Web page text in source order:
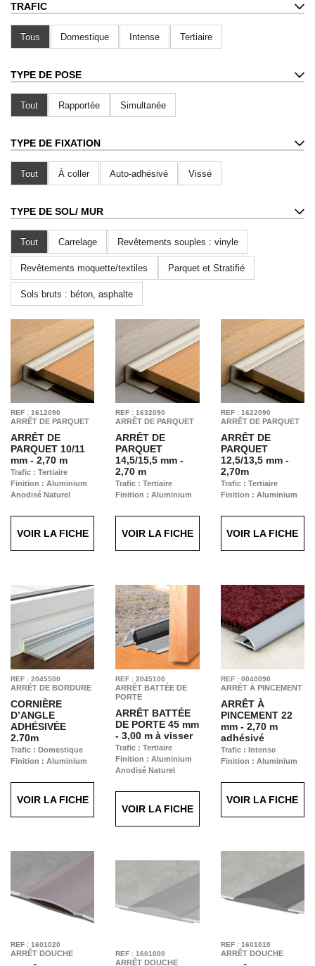
TRAFIC
Tous Domestique Intense Tertiaire
TYPE DE POSE
Tout Rapportée Simultanée
TYPE DE FIXATION
Tout À coller Auto-adhésivé Vissé
TYPE DE SOL/ MUR
Tout Carrelage Revêtements souples : vinyle
Revêtements moquette/textiles Parquet et Stratifié
Sols bruts : béton, asphalte
REF : 1612090
ARRÊT DE PARQUET
ARRÊT DE
PARQUET 10/11
mm - 2,70 m
Trafic : Tertiaire
Finition : Aluminium
Anodisé Naturel
VOIR LA FICHE
REF : 1632090
ARRÊT DE PARQUET
ARRÊT DE
PARQUET
14,5/15,5 mm -
2,70 m
Trafic : Tertiaire
Finition : Aluminium
VOIR LA FICHE
REF : 1622090
ARRÊT DE PARQUET
ARRÊT DE
PARQUET
12,5/13,5 mm -
2,70m
Trafic : Tertiaire
Finition : Aluminium
VOIR LA FICHE
REF : 2045500
ARRÊT DE BORDURE
CORNIÈRE
D’ANGLE
ADHÉSIVÉE
2.70m
Trafic : Domestique
Finition : Aluminium
VOIR LA FICHE
REF : 2045100
ARRÊT BATTÉE DE
PORTE
ARRÊT BATTÉE
DE PORTE 45 mm
- 3,00 m à visser
Trafic : Tertiaire
Finition : Aluminium
Anodisé Naturel
VOIR LA FICHE
REF : 0040090
ARRÊT À PINCEMENT
ARRÊT À
PINCEMENT 22
mm - 2,70 m
adhésivé
Trafic : Intense
Finition : Aluminium
VOIR LA FICHE
REF : 1601020
ARRÊT DOUCHE
REF : 1601010
ARRÊT DOUCHE
REF : 1601000
ARRÊT DOUCHE